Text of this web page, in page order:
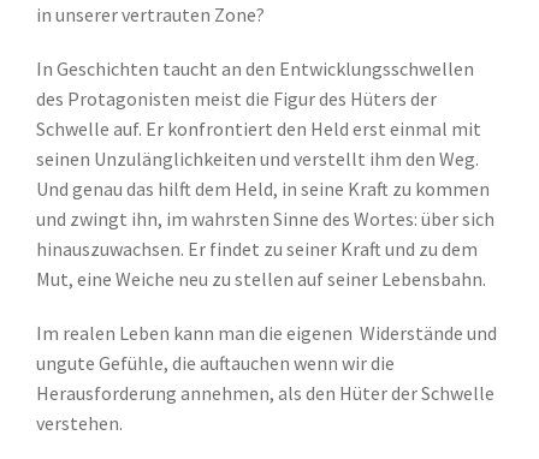
in unserer vertrauten Zone?
In Geschichten taucht an den Entwicklungsschwellen
des Protagonisten meist die Figur des Hüters der
Schwelle auf. Er konfrontiert den Held erst einmal mit
seinen Unzulänglichkeiten und verstellt ihm den Weg.
Und genau das hilft dem Held, in seine Kraft zu kommen
und zwingt ihn, im wahrsten Sinne des Wortes: über sich
hinauszuwachsen. Er findet zu seiner Kraft und zu dem
Mut, eine Weiche neu zu stellen auf seiner Lebensbahn.
Im realen Leben kann man die eigenen Widerstände und
ungute Gefühle, die auftauchen wenn wir die
Herausforderung annehmen, als den Hüter der Schwelle
verstehen.